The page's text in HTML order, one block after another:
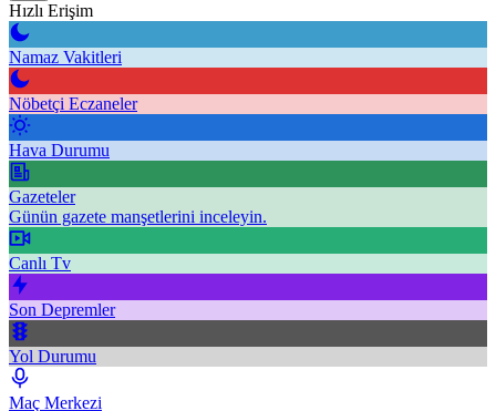
Hızlı Erişim
Namaz Vakitleri
Nöbetçi Eczaneler
Hava Durumu
Gazeteler
Günün gazete manşetlerini inceleyin.
Canlı Tv
Son Depremler
Yol Durumu
Maç Merkezi